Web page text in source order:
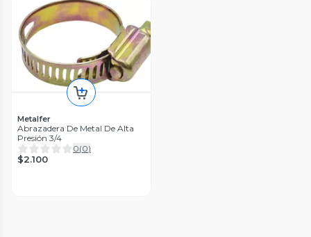
Metalfer
Abrazadera De Metal De Alta
Presión 3/4
0(0)
$2.100